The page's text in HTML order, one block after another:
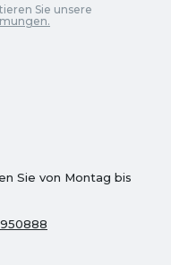
Sie von Montag bis
Sie unsere